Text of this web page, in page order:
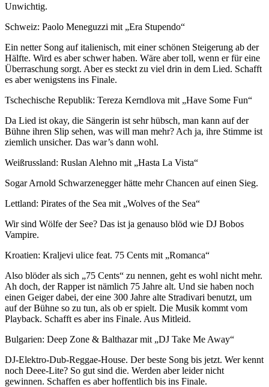
Unwichtig.
Schweiz: Paolo Meneguzzi mit „Era Stupendo“
Ein netter Song auf italienisch, mit einer schönen Steigerung ab der
Hälfte. Wird es aber schwer haben. Wäre aber toll, wenn er für eine
Überraschung sorgt. Aber es steckt zu viel drin in dem Lied. Schafft
es aber wenigstens ins Finale.
Tschechische Republik: Tereza Kerndlova mit „Have Some Fun“
Da Lied ist okay, die Sängerin ist sehr hübsch, man kann auf der
Bühne ihren Slip sehen, was will man mehr? Ach ja, ihre Stimme ist
ziemlich unsicher. Das war’s dann wohl.
Weißrussland: Ruslan Alehno mit „Hasta La Vista“
Sogar Arnold Schwarzenegger hätte mehr Chancen auf einen Sieg.
Lettland: Pirates of the Sea mit „Wolves of the Sea“
Wir sind Wölfe der See? Das ist ja genauso blöd wie DJ Bobos
Vampire.
Kroatien: Kraljevi ulice feat. 75 Cents mit „Romanca“
Also blöder als sich „75 Cents“ zu nennen, geht es wohl nicht mehr.
Ah doch, der Rapper ist nämlich 75 Jahre alt. Und sie haben noch
einen Geiger dabei, der eine 300 Jahre alte Stradivari benutzt, um
auf der Bühne so zu tun, als ob er spielt. Die Musik kommt vom
Playback. Schafft es aber ins Finale. Aus Mitleid.
Bulgarien: Deep Zone & Balthazar mit „DJ Take Me Away“
DJ-Elektro-Dub-Reggae-House. Der beste Song bis jetzt. Wer kennt
noch Deee-Lite? So gut sind die. Werden aber leider nicht
gewinnen. Schaffen es aber hoffentlich bis ins Finale.